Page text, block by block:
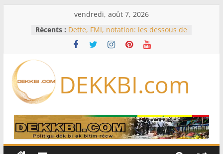
vendredi, août 7, 2026
Récents : Dette, FMI, notation: les dessous de
l’effondrement des IDE au
Sénégal…comment le Sénégal est
Bénin: Patrice Talon élu président
du Sénat, moins de trois mois
Pakistan et la Turquie signent un
accord de défense
RD Congo: Kinshasa interdit les
exportations de cuivre et de cobalt
DEKKBI.com